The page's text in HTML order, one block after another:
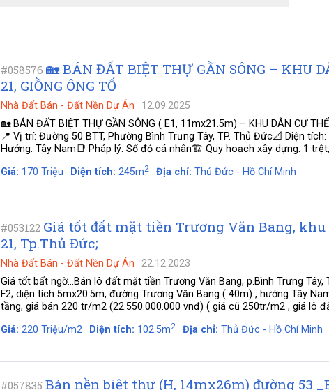
#058576 🏡 BÁN ĐẤT BIỆT THỰ GẦN SÔNG – KHU
21, GIỒNG ÔNG TỐ
Nhà Đất Bán - Đất Nền Dự Án
12.09.2025
🏡 BÁN ĐẤT BIỆT THỰ GẦN SÔNG ( E1, 11mx21.5m) – KHU DÂN CƯ
📍 Vị trí: Đường 50 BTT, Phường Bình Trưng Tây, TP. Thủ Đức📐 Diện
Hướng: Tây Nam📑 Pháp lý: Sổ đỏ cá nhân🏗 Quy hoạch xây dựng: 1
Giá: 170 Triệu Diện tích: 245m2 Địa chỉ: Thủ Đức - Hồ Chí Minh
#053122 Giá tốt đất mặt tiền Trương Văn Bang,
21, Tp.Thủ Đức;
Nhà Đất Bán - Đất Nền Dự Án
22.12.2023
Giá tốt bất ngờ...Bán lô đất mặt tiền Trương Văn Bang, p.Bình Trưng Tây,
F2; diện tích 5mx20.5m, đường Trương Văn Bang ( 40m) , hướng Tây
tầng, giá bán 220 tr/m2 (22.550.000.000 vnđ) ( giá cũ 250tr/m2 , giá lô
Giá: 220 Triệu/m2 Diện tích: 102.5m2 Địa chỉ: Thủ Đức - Hồ Chí Minh
#057835 Bán nền biệt thự (H, 14mx26m) đường 53